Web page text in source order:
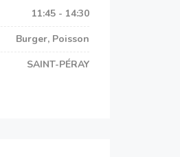
11:45 - 14:30
Burger, Poisson
SAINT-PÉRAY